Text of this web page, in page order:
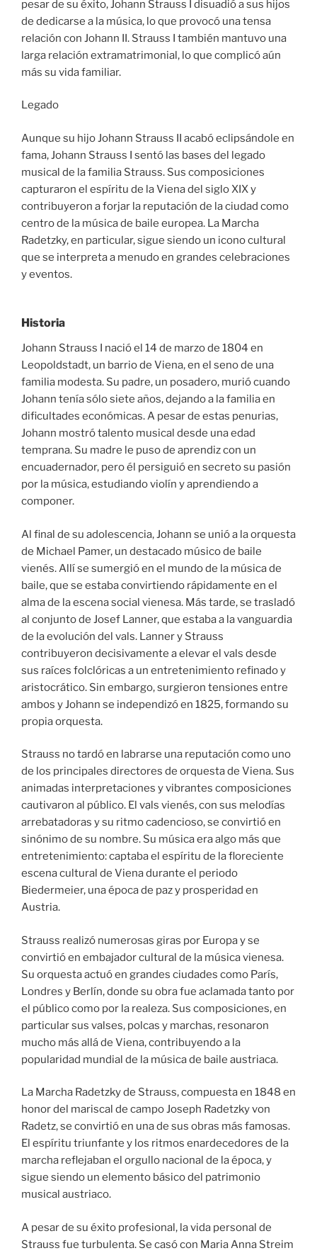
pesar de su éxito, Johann Strauss I disuadió a sus hijos
de dedicarse a la música, lo que provocó una tensa
relación con Johann II. Strauss I también mantuvo una
larga relación extramatrimonial, lo que complicó aún
más su vida familiar.
Legado
Aunque su hijo Johann Strauss II acabó eclipsándole en
fama, Johann Strauss I sentó las bases del legado
musical de la familia Strauss. Sus composiciones
capturaron el espíritu de la Viena del siglo XIX y
contribuyeron a forjar la reputación de la ciudad como
centro de la música de baile europea. La Marcha
Radetzky, en particular, sigue siendo un icono cultural
que se interpreta a menudo en grandes celebraciones
y eventos.
Historia
Johann Strauss I nació el 14 de marzo de 1804 en
Leopoldstadt, un barrio de Viena, en el seno de una
familia modesta. Su padre, un posadero, murió cuando
Johann tenía sólo siete años, dejando a la familia en
dificultades económicas. A pesar de estas penurias,
Johann mostró talento musical desde una edad
temprana. Su madre le puso de aprendiz con un
encuadernador, pero él persiguió en secreto su pasión
por la música, estudiando violín y aprendiendo a
componer.
Al final de su adolescencia, Johann se unió a la orquesta
de Michael Pamer, un destacado músico de baile
vienés. Allí se sumergió en el mundo de la música de
baile, que se estaba convirtiendo rápidamente en el
alma de la escena social vienesa. Más tarde, se trasladó
al conjunto de Josef Lanner, que estaba a la vanguardia
de la evolución del vals. Lanner y Strauss
contribuyeron decisivamente a elevar el vals desde
sus raíces folclóricas a un entretenimiento refinado y
aristocrático. Sin embargo, surgieron tensiones entre
ambos y Johann se independizó en 1825, formando su
propia orquesta.
Strauss no tardó en labrarse una reputación como uno
de los principales directores de orquesta de Viena. Sus
animadas interpretaciones y vibrantes composiciones
cautivaron al público. El vals vienés, con sus melodías
arrebatadoras y su ritmo cadencioso, se convirtió en
sinónimo de su nombre. Su música era algo más que
entretenimiento: captaba el espíritu de la floreciente
escena cultural de Viena durante el periodo
Biedermeier, una época de paz y prosperidad en
Austria.
Strauss realizó numerosas giras por Europa y se
convirtió en embajador cultural de la música vienesa.
Su orquesta actuó en grandes ciudades como París,
Londres y Berlín, donde su obra fue aclamada tanto por
el público como por la realeza. Sus composiciones, en
particular sus valses, polcas y marchas, resonaron
mucho más allá de Viena, contribuyendo a la
popularidad mundial de la música de baile austriaca.
La Marcha Radetzky de Strauss, compuesta en 1848 en
honor del mariscal de campo Joseph Radetzky von
Radetz, se convirtió en una de sus obras más famosas.
El espíritu triunfante y los ritmos enardecedores de la
marcha reflejaban el orgullo nacional de la época, y
sigue siendo un elemento básico del patrimonio
musical austriaco.
A pesar de su éxito profesional, la vida personal de
Strauss fue turbulenta. Se casó con Maria Anna Streim